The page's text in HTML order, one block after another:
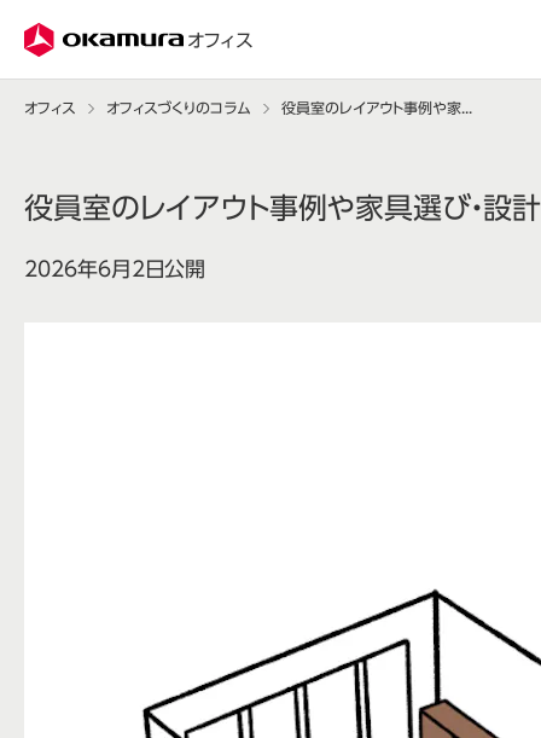
オフィス
オフィス オフィスづくりのコラム
役員室のレイアウト事例や家具選び・設
2026年6月2日公開